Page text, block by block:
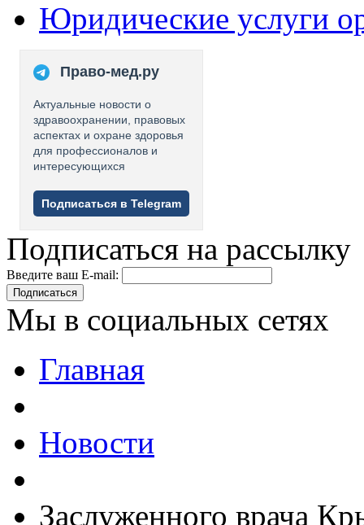
Юридические услуги
Право-мед.ру
Актуальные новости о
здравоохранении, правовых
аспектах и охране здоровья
для профессионалов и
интересующихся
Подписаться в Telegram
Подписаться на рассылку
Введите ваш E-mail:
Подписаться
Мы в социальных сетях
Главная
Новости
Заслуженного врача